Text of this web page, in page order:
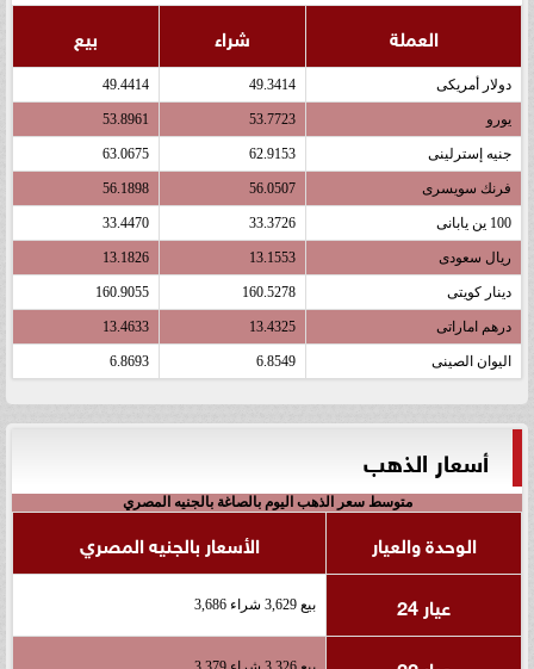
العملة شراء بيع
دولار أمريكى 49.3414
49.4414
يورو 53.7723
53.8961
جنيه إسترلينى 62.9153
63.0675
فرنك سويسرى 56.0507
56.1898
100 ين يابانى 33.3726
33.4470
ريال سعودى 13.1553
13.1826
دينار كويتى 160.5278
160.9055
درهم اماراتى 13.4325
13.4633
اليوان الصينى 6.8549
6.8693
أسعار الذهب
متوسط سعر الذهب اليوم بالصاغة بالجنيه المصري
الوحدة والعيار
الأسعار بالجنيه المصري
عيار 24
بيع 3,629 شراء 3,686